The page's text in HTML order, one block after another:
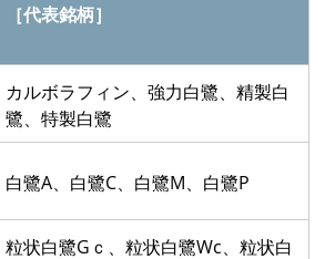
［代表銘柄］
カルボラフィン、強力白鷺、精製白
鷺、特製白鷺
白鷺A、白鷺C、白鷺M、白鷺P
粒状白鷺Gｃ、粒状白鷺Wc、粒状白